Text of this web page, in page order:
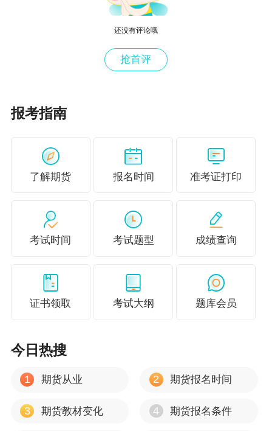
生一定要熟记，在考试中经常以综合题的形式来
第四章【分值：10%左右】
本章的主要内容包括套期保值的定义、原理，买
系等。本章是考试的重点章节，考点多，且出题
第五章【分值：10%左右】
常考的考点主要有：期货投机与套期保值的区
则，正向市场和反向市场，止损指令的运用，跨
期套利、跨品种套利和跨市套利的具体操作及损
操作及损益分析。
第六章【分值：20%左右】
策略的损益分析。
第七章【分值：5%左右】
值的盈亏计算。
还没有评论哦
抢首评
报考指南
了解期货 报名时间 准考证打印
考试时间 考试题型 成绩查询
证书领取 考试大纲 题库会员
今日热搜
1 期货从业 2 期货报名时间
3 期货教材变化 4 期货报名条件